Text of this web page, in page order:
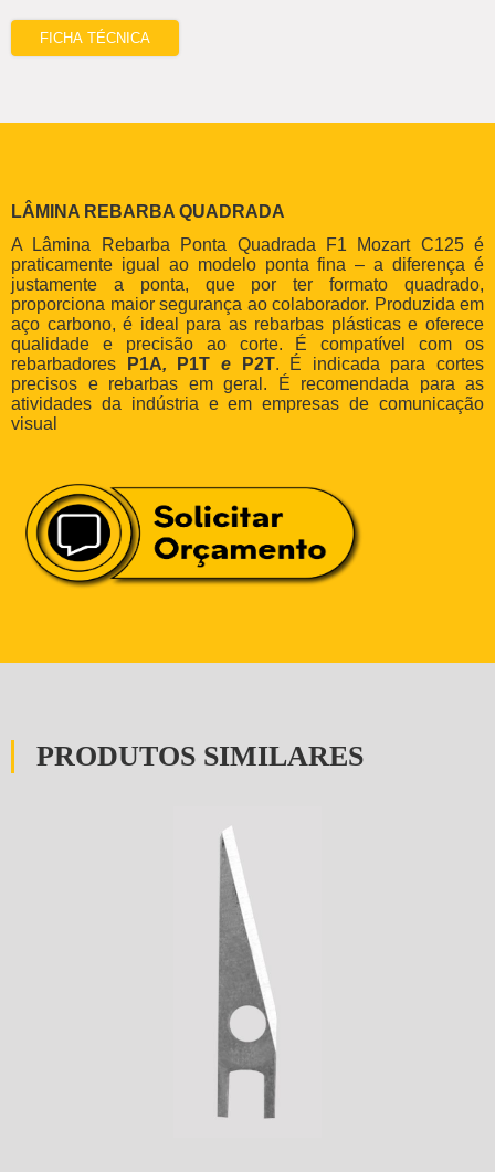
FICHA TÉCNICA
LÂMINA REBARBA QUADRADA
A Lâmina Rebarba Ponta Quadrada F1 Mozart C125 é
praticamente igual ao modelo ponta fina – a diferença é
justamente a ponta, que por ter formato quadrado,
proporciona maior segurança ao colaborador. Produzida em
aço carbono, é ideal para as rebarbas plásticas e oferece
qualidade e precisão ao corte. É compatível com os
rebarbadores
P1A, P1T e P2T. É indicada para cortes
precisos e rebarbas em geral. É recomendada para as
atividades da indústria e em empresas de comunicação
visual
PRODUTOS SIMILARES